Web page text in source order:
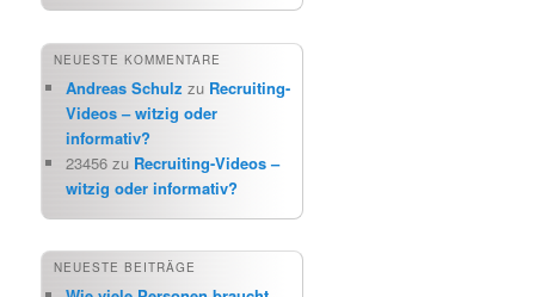
NEUESTE KOMMENTARE
Andreas Schulz zu Recruiting-
Videos – witzig oder
informativ?
23456 zu Recruiting-Videos –
witzig oder informativ?
NEUESTE BEITRÄGE